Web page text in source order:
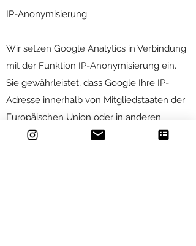
IP-Anonymisierung
Wir setzen Google Analytics in Verbindung
mit der Funktion IP-Anonymisierung ein.
Sie gewährleistet, dass Google Ihre IP-
Adresse innerhalb von Mitgliedstaaten der
Europäischen Union oder in anderen
Vertragsstaaten des Abkommens über den